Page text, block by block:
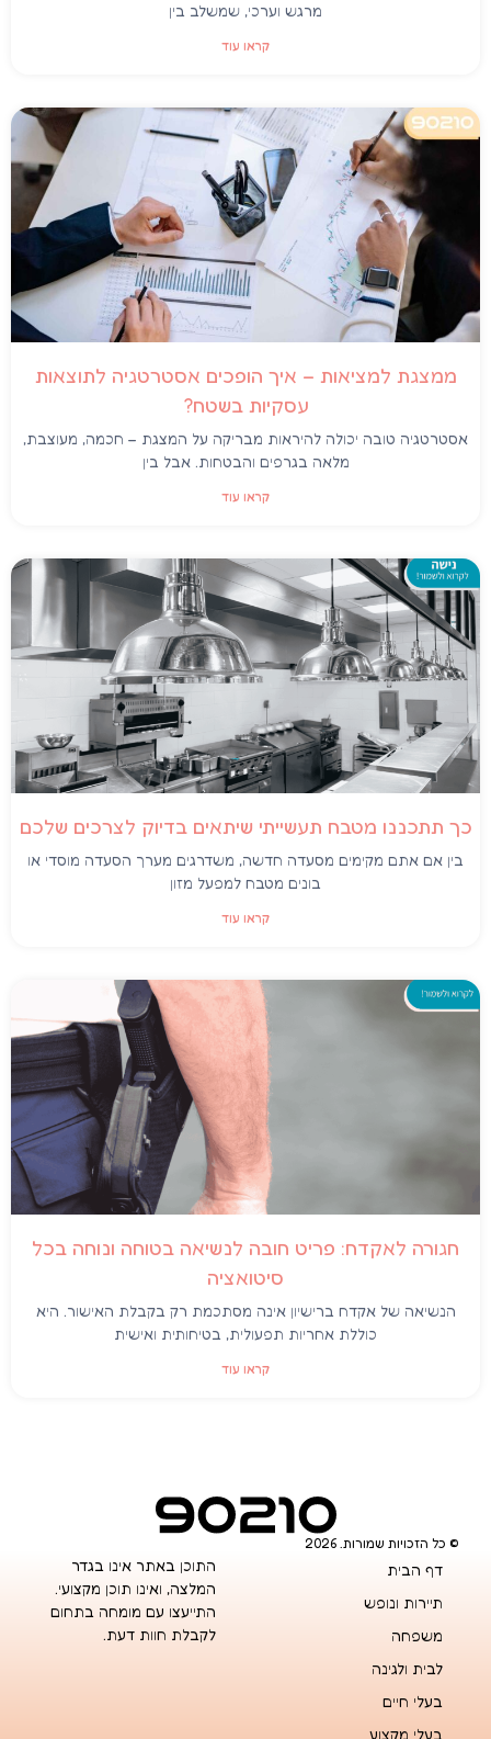
מרגש וערכי, שמשלב בין
קראו עוד
ממצגת למציאות – איך הופכים אסטרטגיה לתוצאות
עסקיות בשטח?
אסטרטגיה טובה יכולה להיראות מבריקה על המצגת – חכמה, מעוצבת,
מלאה בגרפים והבטחות. אבל בין
קראו עוד
כך תתכננו מטבח תעשייתי שיתאים בדיוק לצרכים שלכם
בין אם אתם מקימים מסעדה חדשה, משדרגים מערך הסעדה מוסדי או
בונים מטבח למפעל מזון
קראו עוד
חגורה לאקדח: פריט חובה לנשיאה בטוחה ונוחה בכל
סיטואציה
הנשיאה של אקדח ברישיון אינה מסתכמת רק בקבלת האישור. היא
כוללת אחריות תפעולית, בטיחותית ואישית
קראו עוד
© כל הזכויות שמורות. 2026
דף הבית
תיירות ונופש
משפחה
לבית ולגינה
בעלי חיים
בעלי מקצוע
התוכן באתר אינו בגדר
המלצה, ואינו תוכן מקצועי.
התייעצו עם מומחה בתחום
לקבלת חוות דעת.